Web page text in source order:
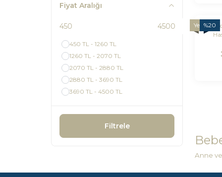
Fiyat Aralığı
450 TL - 1260 TL
1260 TL - 2070 TL
2070 TL - 2880 TL
2880 TL - 3690 TL
3690 TL - 4500 TL
Filtrele
Yeni%20
Anne